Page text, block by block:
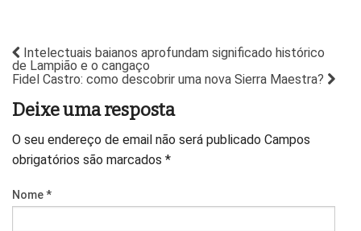
Intelectuais baianos aprofundam significado histórico
de Lampião e o cangaço
Fidel Castro: como descobrir uma nova Sierra Maestra?
Deixe uma resposta
O seu endereço de email não será publicado Campos
obrigatórios são marcados *
Nome*